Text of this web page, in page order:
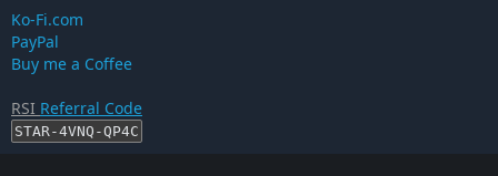
Ko-Fi.com
PayPal
Buy me a Coffee
RSI Referral Code
STAR-4VNQ-QP4C